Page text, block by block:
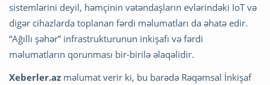
sistemlərini deyil, həmçinin vətəndaşların evlərindəki IoT və
digər cihazlarda toplanan fərdi məlumatları da əhatə edir.
“Ağıllı şəhər” infrastrukturunun inkişafı və fərdi
məlumatların qorunması bir-birilə əlaqəlidir.
Xeberler.az məlumat verir ki, bu barədə Rəqəmsal İnkişaf